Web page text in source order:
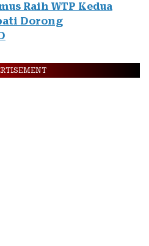
Raih WTP Kedua
Dorong